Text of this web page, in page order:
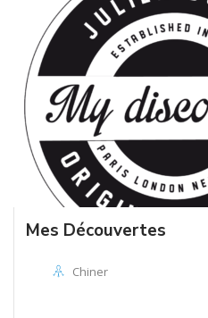
Mes Découvertes
Chiner